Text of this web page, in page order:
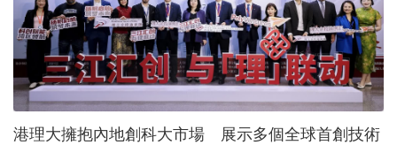
港理大擁抱內地創科大市場 展示多個全球首創技術